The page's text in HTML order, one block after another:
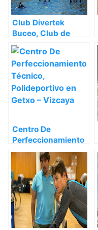
Club Divertek
Buceo, Club de
buceo en Getxo –
Vizcaya
Centro De
Perfeccionamiento
Técnico,
Polideportivo en
Getxo – Vizcaya